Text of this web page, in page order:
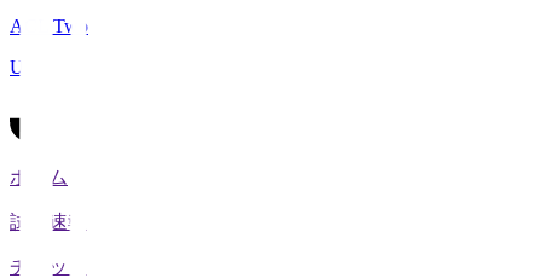
ACL Two
U-21
ホーム
試合速報
チケット